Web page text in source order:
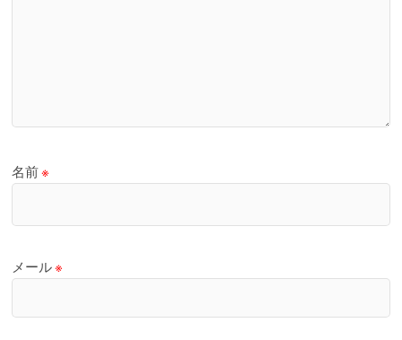
名前※
メール※